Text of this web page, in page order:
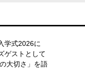
学式2026に
ゲストとして
大切さ」を語